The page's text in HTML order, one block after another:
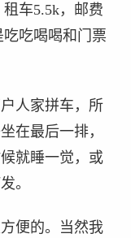
车5.5k，邮费
吃喝喝和门票
人家拼车，所
在最后一排，
就睡一觉，或
。
便的。当然我